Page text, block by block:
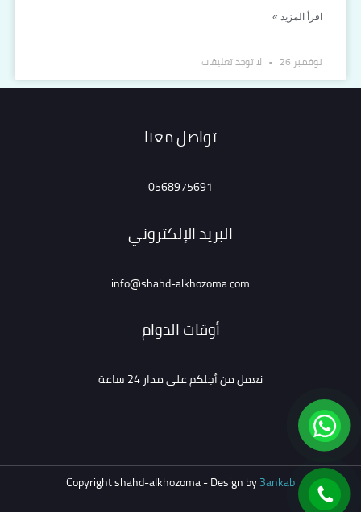
اقرأ المزيد »
نوفمبر 26 لا توجد تعليقات
تواصل معنا
0568975691
البريد الإلكتروني
info@shahd-alkhozoma.com
أوقات الدوام
نعمل من أجلكم على مدار 24 ساعة
Copyright shahd-alkhozoma - Design by3ankab